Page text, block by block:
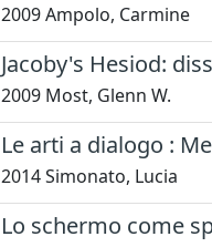
2009 Ampolo, Carmine
Jacoby's Hesiod:
2009 Most, Glenn W.
Le arti a dialogo :
2014 Simonato, Lucia
Lo schermo come